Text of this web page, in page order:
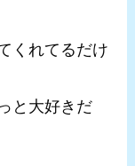
くれてるだけ
と大好きだ